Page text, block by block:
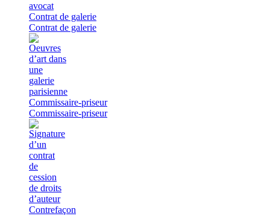
Contrat de galerie
Contrat de galerie
Commissaire-priseur
Commissaire-priseur
Contrefaçon